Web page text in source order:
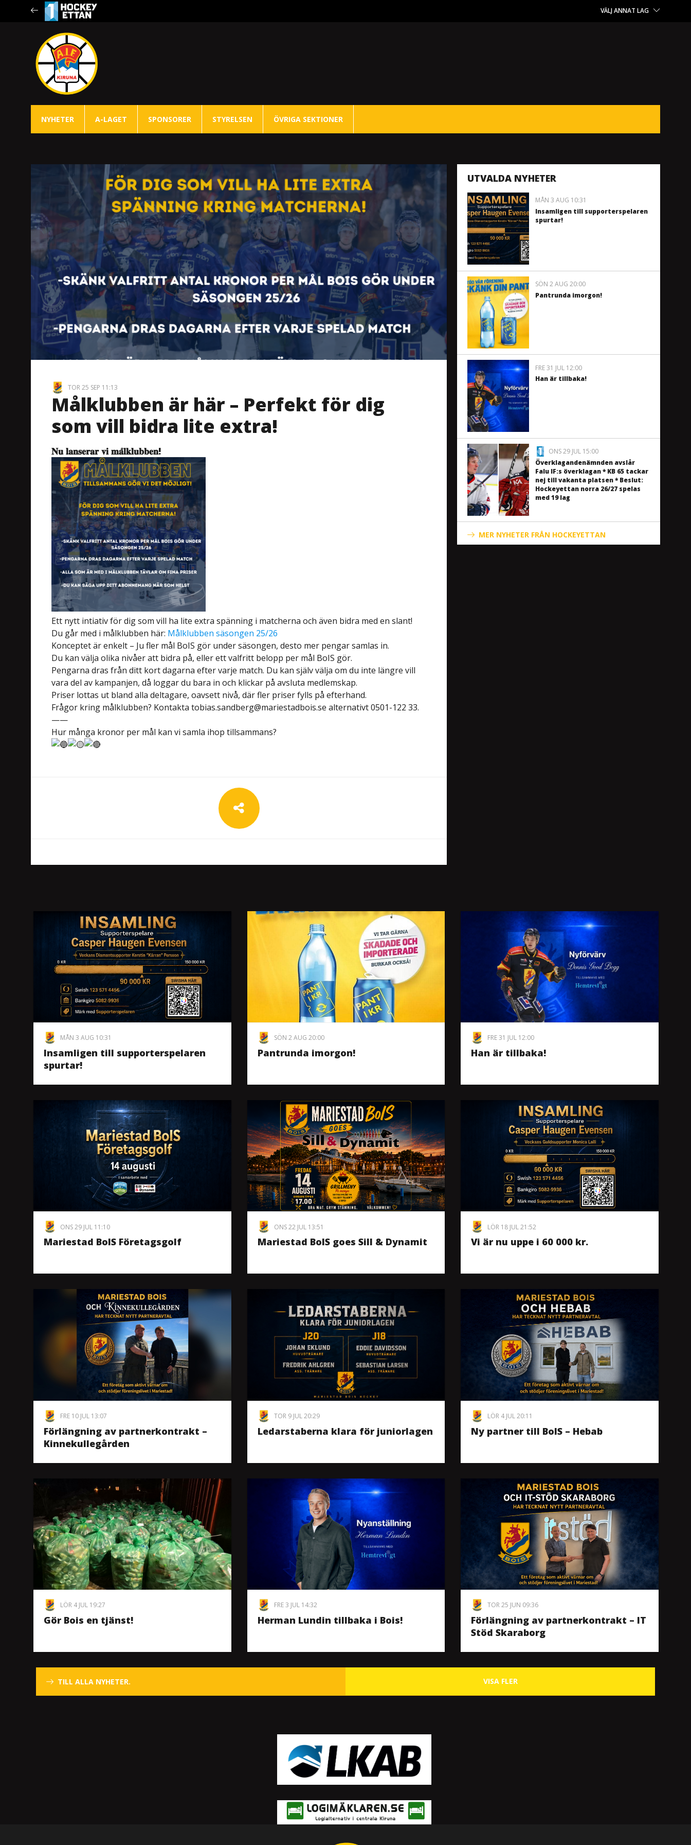
VÄLJ ANNAT LAG
NYHETER A-LAGET SPONSORER STYRELSEN ÖVRIGA SEKTIONER
TOR 25 SEP 11:13
Målklubben är här – Perfekt för dig
som vill bidra lite extra!
𝐍𝐮 𝐥𝐚𝐧𝐬𝐞𝐫𝐚𝐫 𝐯𝐢 𝐦𝐚̊𝐥𝐤𝐥𝐮𝐛𝐛𝐞𝐧!
Ett nytt intiativ för dig som vill ha lite extra spänning i matcherna och även bidra med en slant!
Du går med i målklubben här: Målklubben säsongen 25/26
Konceptet är enkelt – Ju fler mål BoIS gör under säsongen, desto mer pengar samlas in.
Du kan välja olika nivåer att bidra på, eller ett valfritt belopp per mål BoIS gör.
Pengarna dras från ditt kort dagarna efter varje match. Du kan själv välja om du inte längre vill
vara del av kampanjen, då loggar du bara in och klickar på avsluta medlemskap.
Priser lottas ut bland alla deltagare, oavsett nivå, där fler priser fylls på efterhand.
Frågor kring målklubben? Kontaktatobias.sandberg@mariestadbois.se alternativt 0501-122 33.
——
Hur många kronor per mål kan vi samla ihop tillsammans?
UTVALDA NYHETER
MÅN 3 AUG 10:31
Insamligen till supporterspelaren
spurtar!
SÖN 2 AUG 20:00
Pantrunda imorgon!
FRE 31 JUL 12:00
Han är tillbaka!
ONS 29 JUL 15:00
Överklagandenämnden avslår
Falu IF:s överklagan * KB 65 tackar
nej till vakanta platsen * Beslut:
Hockeyettan norra 26/27 spelas
med 19 lag
MER NYHETER FRÅN HOCKEYETTAN
MÅN 3 AUG 10:31
Insamligen till supporterspelaren
spurtar!
SÖN 2 AUG 20:00
Pantrunda imorgon!
FRE 31 JUL 12:00
Han är tillbaka!
ONS 29 JUL 11:10
Mariestad BoIS Företagsgolf
ONS 22 JUL 13:51
Mariestad BoIS goes Sill & Dynamit
LÖR 18 JUL 21:52
Vi är nu uppe i 60 000 kr.
FRE 10 JUL 13:07
Förlängning av partnerkontrakt –
Kinnekullegården
TOR 9 JUL 20:29
Ledarstaberna klara för juniorlagen
LÖR 4 JUL 20:11
Ny partner till BoIS – Hebab
LÖR 4 JUL 19:27
Gör Bois en tjänst!
FRE 3 JUL 14:32
Herman Lundin tillbaka i Bois!
TOR 25 JUN 09:36
Förlängning av partnerkontrakt – IT
Stöd Skaraborg
VISA FLER
TILL ALLA NYHETER.